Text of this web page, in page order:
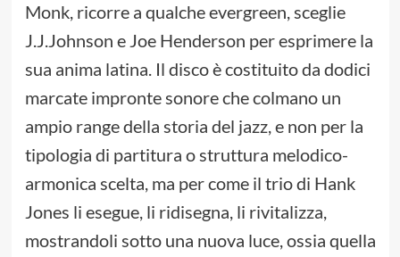
Monk, ricorre a qualche evergreen, sceglie
J.J.Johnson e Joe Henderson per esprimere la
sua anima latina. Il disco è costituito da dodici
marcate impronte sonore che colmano un
ampio range della storia del jazz, e non per la
tipologia di partitura o struttura melodico-
armonica scelta, ma per come il trio di Hank
Jones li esegue, li ridisegna, li rivitalizza,
mostrandoli sotto una nuova luce, ossia quella